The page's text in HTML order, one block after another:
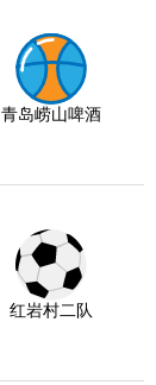
青岛崂山啤酒
红岩村二队